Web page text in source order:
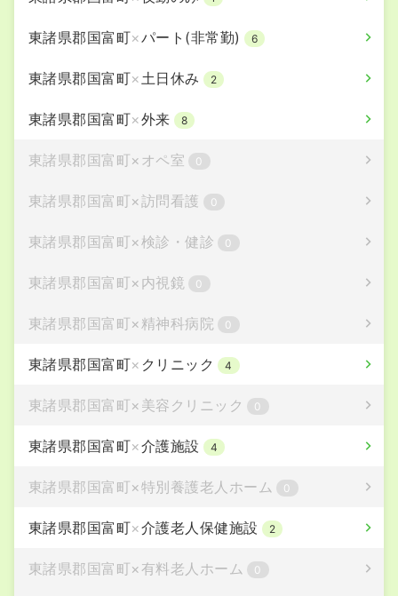
東諸県郡国富町×パート(非常勤) 6
東諸県郡国富町×土日休み 2
東諸県郡国富町×外来 8
東諸県郡国富町× オペ室 0
東諸県郡国富町×訪問看護 0
東諸県郡国富町×検診・健診 0
東諸県郡国富町× 内視鏡 0
東諸県郡国富町×精神科病院 0
東諸県郡国富町× クリニック 4
東諸県郡国富町× 美容クリニック 0
東諸県郡国富町×介護施設 4
東諸県郡国富町×特別養護老人ホーム 0
東諸県郡国富町×介護老人保健施設 2
東諸県郡国富町× 有料老人ホーム 0